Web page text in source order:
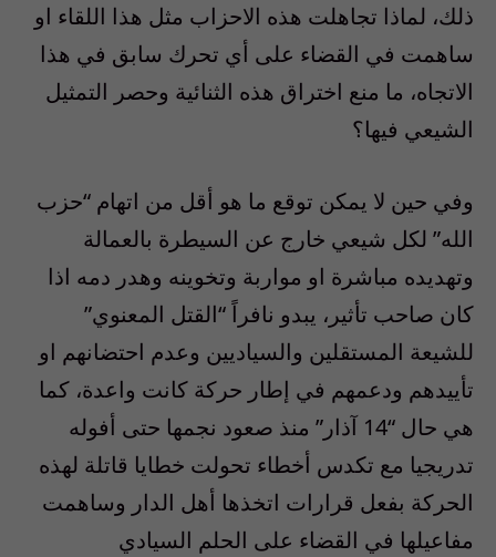
ذلك، لماذا تجاهلت هذه الاحزاب مثل هذا اللقاء او
ساهمت في القضاء على أي تحرك سابق في هذا
الاتجاه، ما منع اختراق هذه الثنائية وحصر التمثيل
الشيعي فيها؟
وفي حين لا يمكن توقع ما هو أقل من اتهام “حزب
الله” لكل شيعي خارج عن السيطرة بالعمالة
وتهديده مباشرة او مواربة وتخوينه وهدر دمه اذا
كان صاحب تأثير، يبدو نافراً “القتل المعنوي”
للشيعة المستقلين والسياديين وعدم احتضانهم او
تأييدهم ودعمهم في إطار حركة كانت واعدة، كما
هي حال “14 آذار” منذ صعود نجمها حتى أفوله
تدريجيا مع تكدس أخطاء تحولت خطايا قاتلة لهذه
الحركة بفعل قرارات اتخذها أهل الدار وساهمت
مفاعيلها في القضاء على الحلم السيادي